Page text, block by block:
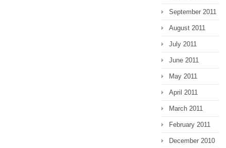
September 2011
August 2011
July 2011
June 2011
May 2011
April 2011
March 2011
February 2011
December 2010